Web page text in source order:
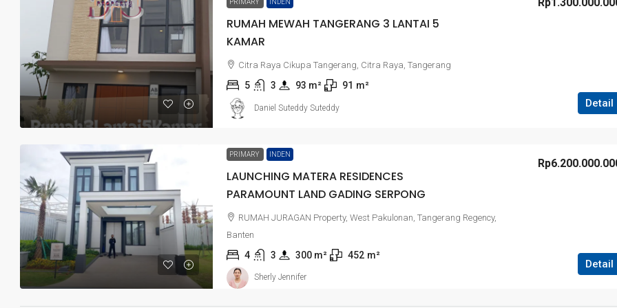
PRIMARY INDEN
RUMAH MEWAH TANGERANG 3 LANTAI 5
KAMAR
Citra Raya Cikupa Tangerang, Citra Raya, Tangerang
5 3 93 m² 91 m²
Detail
Daniel Suteddy Suteddy
PRIMARY INDEN
LAUNCHING MATERA RESIDENCES
PARAMOUNT LAND GADING SERPONG
RUMAH JURAGAN Property, West Pakulonan, Tangerang Regency,
Banten
4 3 300 m² 452 m²
Detail
Sherly Jennifer